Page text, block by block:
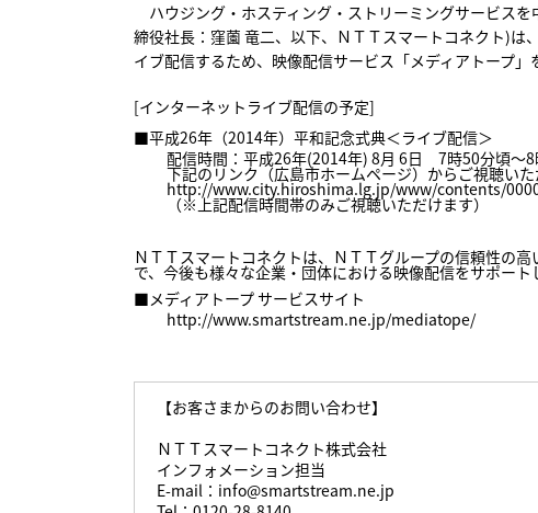
ハウジング・ホスティング・ストリーミングサービス
締役社長：窪薗 竜二、以下、ＮＴＴスマートコネクト)
イブ配信するため、映像配信サービス「メディアトープ」
[インターネットライブ配信の予定]
■平成26年（2014年）平和記念式典＜ライブ配信＞
配信時間：平成26年(2014年) 8月 6日 7時50分頃～
下記のリンク（広島市ホームページ）からご視聴いた
http://www.city.hiroshima.lg.jp/www/contents/
（※上記配信時間帯のみご視聴いただけます）
ＮＴＴスマートコネクトは、ＮＴＴグループの信頼性の
で、今後も様々な企業・団体における映像配信をサポート
■メディアトープ サービスサイト
http://www.smartstream.ne.jp/mediatope/
【お客さまからのお問い合わせ】
ＮＴＴスマートコネクト株式会社
インフォメーション担当
E-mail：info@smartstream.ne.jp